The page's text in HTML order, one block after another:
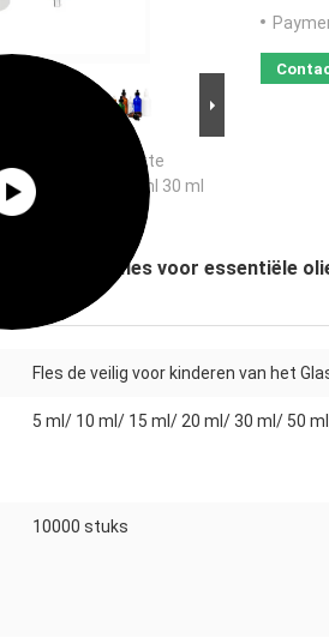
Op maat gemaakte
olie 15 ml 30 ml
serum glasfles
druppelfles voor essentiële
Fles de veilig voor kinderen van het
5 ml/ 10 ml/ 15 ml/ 20 ml/ 30 ml/ 50
10000 stuks